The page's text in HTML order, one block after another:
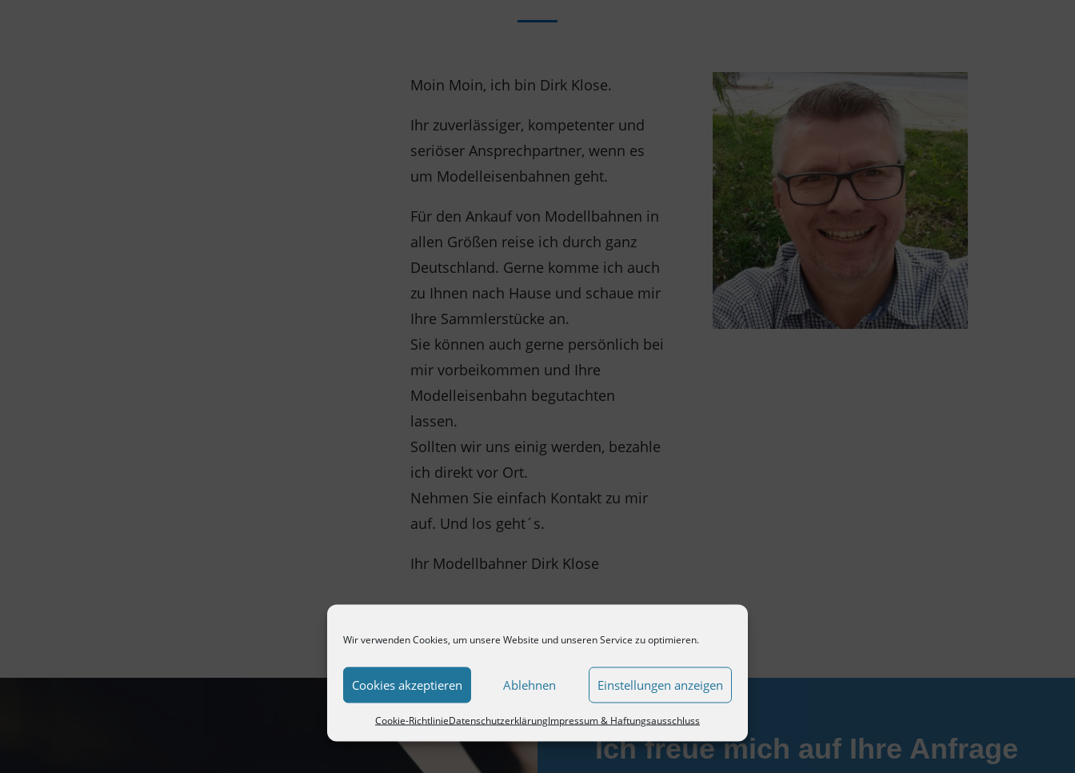
Wir verwenden Cookies, um unsere Website und unseren Service zu optimieren.
Cookies akzeptieren Ablehnen Einstellungen anzeigen
Cookie-RichtlinieDatenschutzerklärungImpressum & Haftungsausschluss
Moin Moin, ich bin Dirk Klose.
Ihr zuverlässiger, kompetenter und
seriöser Ansprechpartner, wenn es
um Modelleisenbahnen geht.
Für den Ankauf von Modellbahnen in
allen Größen reise ich durch ganz
Deutschland. Gerne komme ich auch
zu Ihnen nach Hause und schaue mir
Ihre Sammlerstücke an.
Sie können auch gerne persönlich bei
mir vorbeikommen und Ihre
Modelleisenbahn begutachten
lassen.
Sollten wir uns einig werden, bezahle
ich direkt vor Ort.
Nehmen Sie einfach Kontakt zu mir
auf. Und los geht´s.
Ihr Modellbahner Dirk Klose
Ich freue mich auf Ihre Anfrage